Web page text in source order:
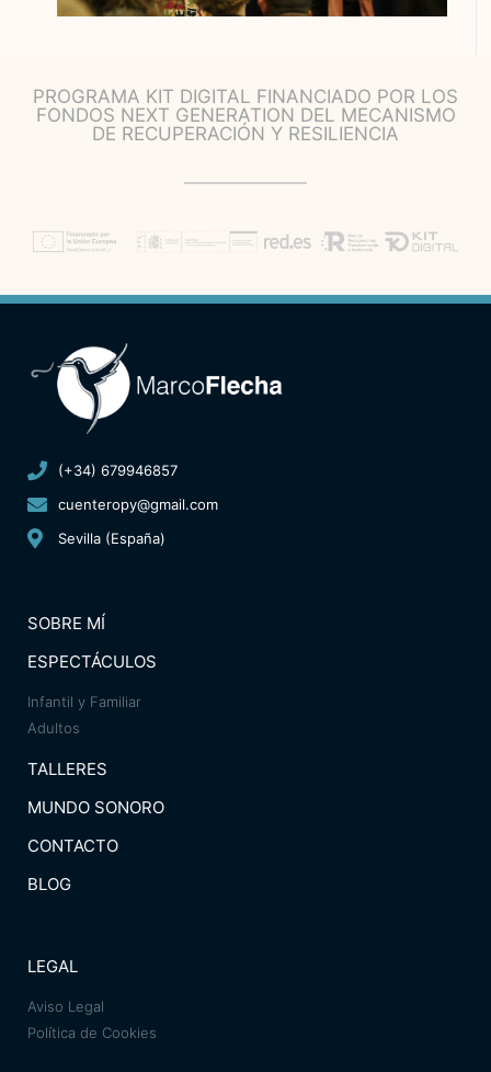
PROGRAMA KIT DIGITAL FINANCIADO POR LOS
FONDOS NEXT GENERATION DEL MECANISMO
DE RECUPERACIÓN Y RESILIENCIA
(+34) 679946857
cuenteropy@gmail.com
Sevilla (España)
SOBRE MÍ
ESPECTÁCULOS
Infantil y Familiar
Adultos
TALLERES
MUNDO SONORO
CONTACTO
BLOG
LEGAL
Aviso Legal
Política de Cookies